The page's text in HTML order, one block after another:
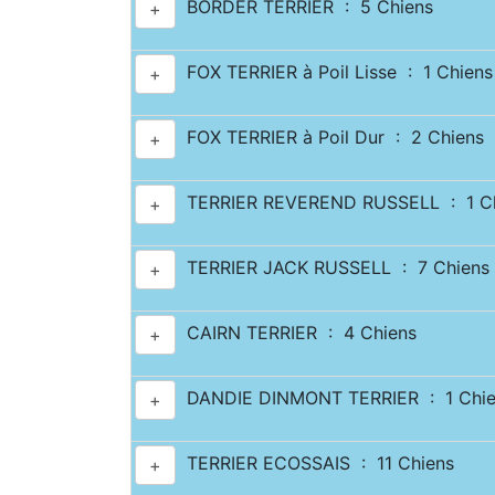
+ BORDER TERRIER : 5 Chiens
+ FOX TERRIER à Poil Lisse : 1 Chiens
+ FOX TERRIER à Poil Dur : 2 Chiens
+ TERRIER REVEREND RUSSELL : 1
+ TERRIER JACK RUSSELL : 7 Chiens
+ CAIRN TERRIER : 4 Chiens
+ DANDIE DINMONT TERRIER : 1
+ TERRIER ECOSSAIS : 11 Chiens